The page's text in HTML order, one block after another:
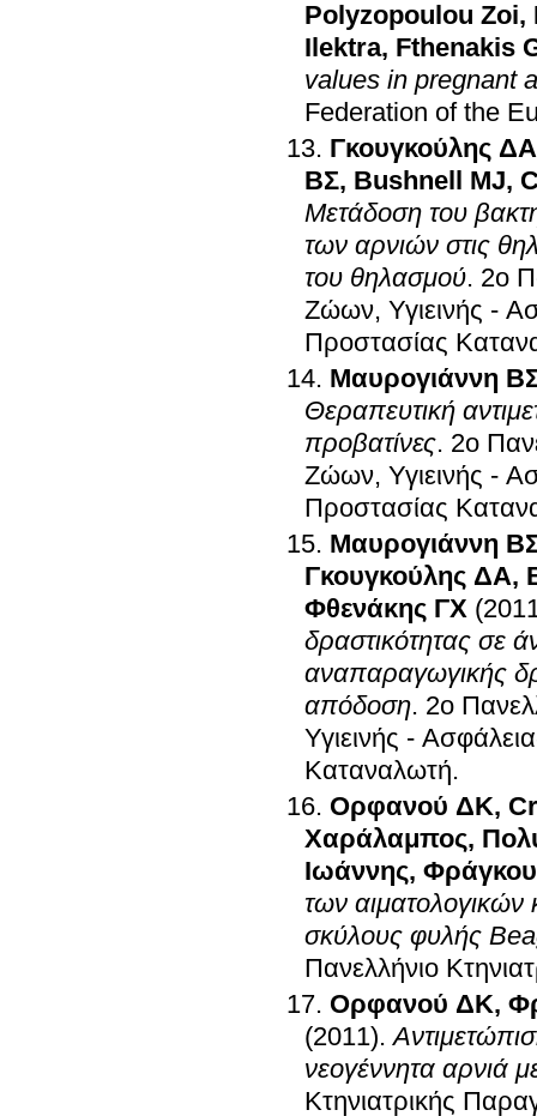
Polyzopoulou Zoi,
Ilektra, Fthenakis
values in pregnant
Federation of the
Γκουγκούλης ΔΑ
ΒΣ, Bushnell MJ,
Μετάδοση του
των αρνιών στις
του θηλασμού. 2ο
Ζώων, Υγιεινής -
Προστασίας
Μαυρογιάννη
Θεραπευτική
προβατίνες. 2ο
Ζώων, Υγιεινής -
Προστασίας
Μαυρογιάννη
Γκουγκούλης ΔΑ,
Φθενάκης ΓΧ
δραστικότητας σε
αναπαραγωγικής
απόδοση. 2ο
Υγιεινής -
Καταναλωτή.
Ορφανού ΔΚ,
Χαράλαμπος,
Ιωάννης,
των
σκύλους φυλής
Πανελλήνιο
Ορφανού ΔΚ,
(2011).
νεογέννητα αρνιά
Κτηνιατρικής